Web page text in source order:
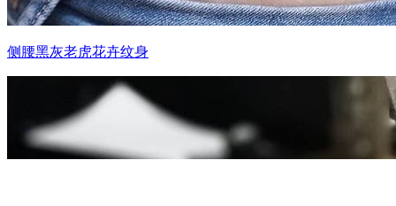
侧腰黑灰老虎花卉纹身